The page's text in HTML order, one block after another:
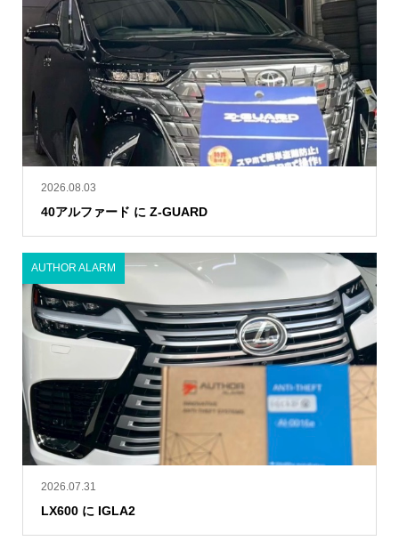
2026.08.03
40アルファード に Z-GUARD
2026.07.31
LX600 に IGLA2
AUTHOR ALARM